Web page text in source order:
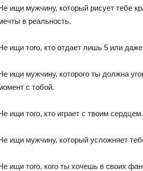
ищи мужчину, который рисует тебе
в реальность.
ищи того, кто отдает лишь 5 или
ищи мужчину, которого ты должна
с тобой.
ищи того, кто играет с твоим
ищи мужчину, который усложняет
ищи того, кого ты хочешь в своих